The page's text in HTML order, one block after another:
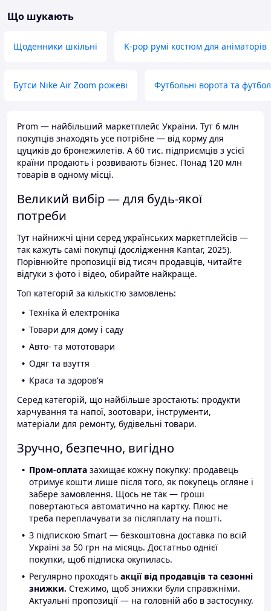
Що шукають
Щоденники шкільні K-pop румі костюм для аніматорів
Бутси Nike Air Zoom рожеві Футбольні ворота та
Prom — найбільший маркетплейс України. Тут 6 млн
покупців знаходять усе потрібне — від корму для
цуциків до бронежилетів. А 60 тис. підприємців з усієї
країни продають і розвивають бізнес. Понад 120 млн
товарів в одному місці.
Великий вибір — для будь-якої
потреби
Тут найнижчі ціни серед українських маркетплейсів —
так кажуть самі покупці (дослідження Kantar, 2025).
Порівнюйте пропозиції від тисяч продавців, читайте
відгуки з фото і відео, обирайте найкраще.
Топ категорій за кількістю замовлень:
Техніка й електроніка
Товари для дому і саду
Авто- та мототовари
Одяг та взуття
Краса та здоров'я
Серед категорій, що найбільше зростають: продукти
харчування та напої, зоотовари, інструменти,
матеріали для ремонту, будівельні товари.
Зручно, безпечно, вигідно
Пром-оплата захищає кожну покупку: продавець
отримує кошти лише після того, як покупець огляне і
забере замовлення. Щось не так — гроші
повертаються автоматично на картку. Плюс не
треба переплачувати за післяплату на пошті.
З підпискою Smart — безкоштовна доставка по всій
Україні за 50 грн на місяць. Достатньо однієї
покупки, щоб підписка окупилась.
Регулярно проходять акції від продавців та сезонні
знижки. Стежимо, щоб знижки були справжніми.
Актуальні пропозиції — на головній або в застосунку.